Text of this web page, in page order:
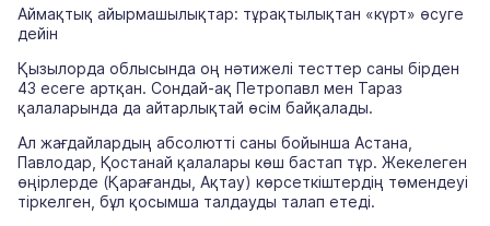
Аймақтық айырмашылықтар: тұрақтылықтан «күрт» өсуге
дейін
Қызылорда облысында оң нәтижелі тесттер саны бірден
43 есеге артқан. Сондай-ақ Петропавл мен Тараз
қалаларында да айтарлықтай өсім байқалады.
Ал жағдайлардың абсолютті саны бойынша Астана,
Павлодар, Қостанай қалалары көш бастап тұр. Жекелеген
өңірлерде (Қарағанды, Ақтау) көрсеткіштердің төмендеуі
тіркелген, бұл қосымша талдауды талап етеді.